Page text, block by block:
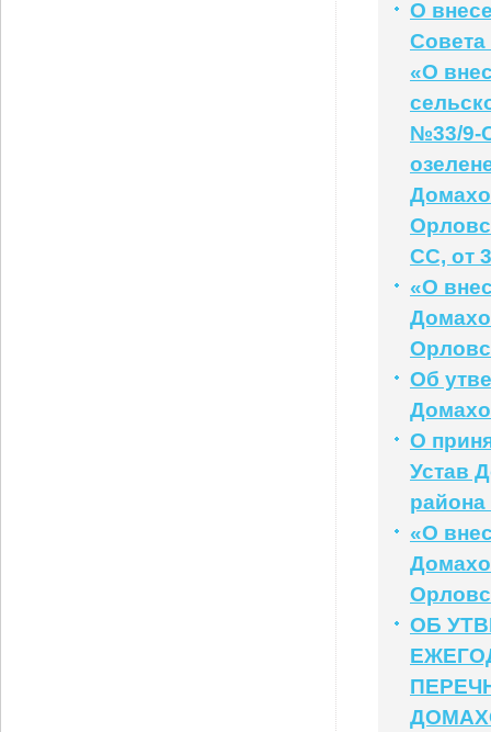
О
Совета
«О
№33/9-
СС, от
«О
Об
О
Устав
«О
ОБ